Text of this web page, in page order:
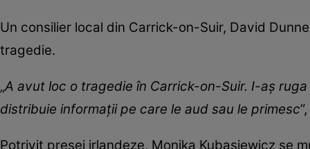
Un consilier local din Carrick-on-Suir, David
tragedie.
„A avut loc o tragedie în Carrick-on-Suir. I-aș
distribuie informații pe care le aud sau le primesc
Potrivit presei irlandeze, Monika Kubasiewicz se